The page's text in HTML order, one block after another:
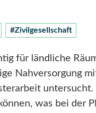
#Zivilgesellschaft
für ländliche
Nahversorgung
was bei der